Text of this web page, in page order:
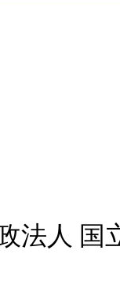
法人 国